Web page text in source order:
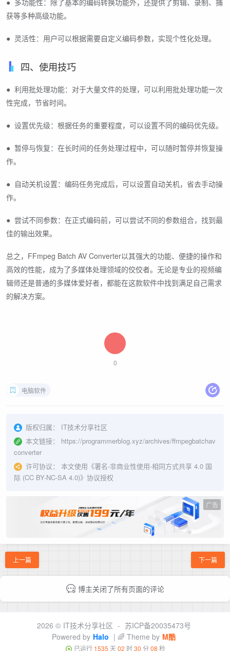
获等多种高级功能。
● 灵活性：用户可以根据需要自定义编码参数，实现个性化处理。
四、使用技巧
● 利用批处理功能：对于大量文件的处理，可以利用批处理功能一次
性完成，节省时间。
● 设置优先级：根据任务的重要程度，可以设置不同的编码优先级。
● 暂停与恢复：在长时间的任务处理过程中，可以随时暂停并恢复操
作。
● 自动关机设置：编码任务完成后，可以设置自动关机，省去手动操
作。
● 尝试不同参数：在正式编码前，可以尝试不同的参数组合，找到最
佳的输出效果。
总之，FFmpeg Batch AV Converter以其强大的功能、便捷的操作和
高效的性能，成为了多媒体处理领域的佼佼者。无论是专业的视频编
辑师还是普通的多媒体爱好者，都能在这款软件中找到满足自己需求
的解决方案。
0
电脑软件
版权归属：
IT技术分享社区
本文链接：
https://programmerblog.xyz/archives/ffmpegbatchav
converter
许可协议：
本文使用《署名-非商业性使用-相同方式共享 4.0 国
际 (CC BY-NC-SA 4.0)》协议授权
广告
上一篇 下一篇
博主关闭了所有页面的评论
2026 © IT技术分享社区 - 苏ICP备20035473号
Powered by Halo | 🌈 Theme by M酷
已运行 1535 天02 时30 分 09 秒